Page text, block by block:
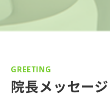
GREETING
院長メッセージ